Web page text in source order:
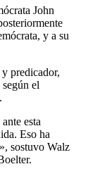
John
y a su
predicador,
el
esta
Eso ha
sostuvo Walz